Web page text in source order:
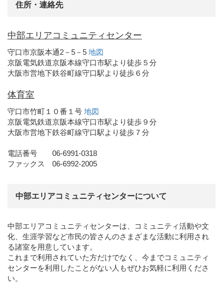
住所・連絡先
中部エリアコミュニティセンター
守口市京阪本通2－5－5 地図
京阪電気鉄道京阪本線守口市駅より徒歩５分
大阪市営地下鉄谷町線守口駅より徒歩６分
体育室
守口市竹町１０番１号 地図
京阪電気鉄道京阪本線守口市駅より徒歩９分
大阪市営地下鉄谷町線守口駅より徒歩７分
電話番号 06-6991-0318
ファックス 06-6992-2005
中部エリアコミュニティセンターについて
中部エリアコミュニティセンターは、コミュニティ活動や文
化、生涯学習など市民の皆さんのさまざまな活動に利用され
る諸室を用意しています。
これまで利用されていた方だけでなく、今までコミュニティ
センターを利用したことがない人もぜひお気軽に利用くださ
い。